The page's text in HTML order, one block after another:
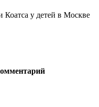
Коатса у детей в Москве